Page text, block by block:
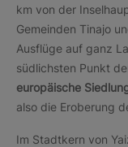
km von der
Gemeinden Tinajo
Ausflüge auf ganz
südlichsten Punkt
europäische
also die Eroberung
Im Stadtkern von